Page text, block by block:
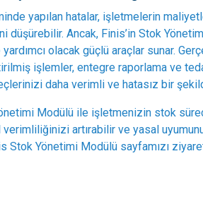
yapılan hatalar, işletmelerin
düşürebilir. Ancak, Finis’in Stok
olacak güçlü araçlar sunar.
işlemler, entegre raporlama ve
daha verimli ve hatasız bir
Modülü ile işletmenizin stok
artırabilir ve yasal
Stok Yönetimi Modülü sayfamızı